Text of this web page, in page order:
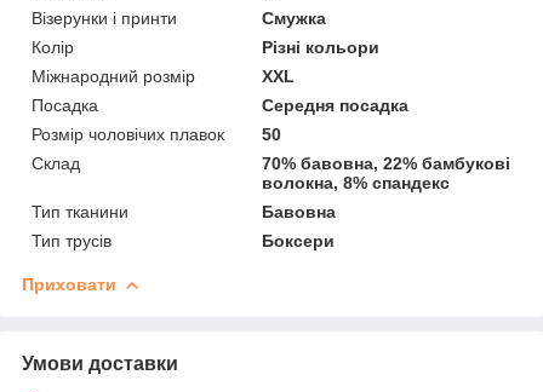
Візерунки і принти
Смужка
Колір
Різні кольори
Міжнародний розмір
XXL
Посадка
Середня посадка
Розмір чоловічих плавок
50
Склад
70% бавовна, 22% бамбукові
волокна, 8% спандекс
Тип тканини
Бавовна
Тип трусів
Боксери
Приховати
Умови доставки